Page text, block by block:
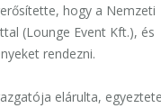
hogy a Nemzeti
(Lounge Event Kft.), és
rendezni.
elárulta,